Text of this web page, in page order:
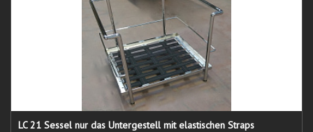
LC 21 Sessel nur das Untergestell mit elastischen Straps